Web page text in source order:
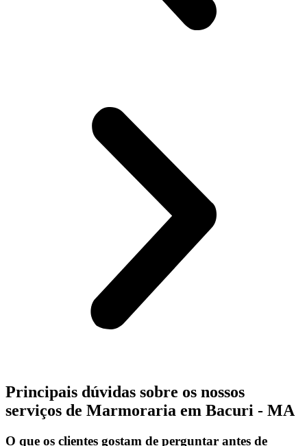
Principais dúvidas sobre os nossos
serviços de Marmoraria em Bacuri - MA
O que os clientes gostam de perguntar antes de